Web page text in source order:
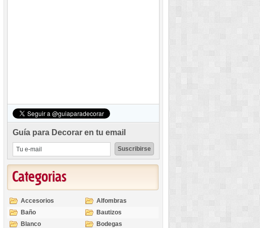
Guía para Decorar en tu email
Categorias
Accesorios
Alfombras
Baño
Bautizos
Blanco
Bodegas